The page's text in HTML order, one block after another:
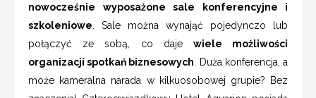
nowocześnie wyposażone sale konferencyjne i
szkoleniowe . Sale można wynająć pojedynczo lub
połączyć ze sobą, co daje wiele możliwości
organizacji spotkań biznesowych . Duża konferencja, a
może kameralna narada w kilkuosobowej grupie? Bez